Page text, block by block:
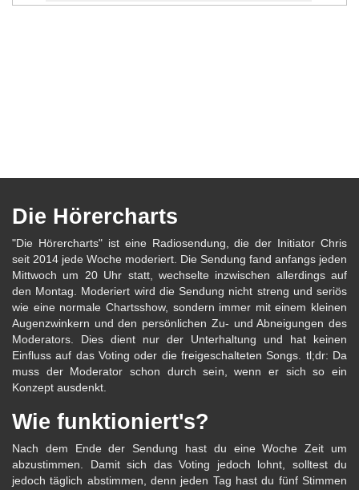
Die Hörercharts
"Die Hörercharts" ist eine Radiosendung, die der Initiator Chris
seit 2014 jede Woche moderiert. Die Sendung fand anfangs jeden
Mittwoch um 20 Uhr statt, wechselte inzwischen allerdings auf
den Montag. Moderiert wird die Sendung nicht streng und seriös
wie eine normale Chartsshow, sondern immer mit einem kleinen
Augenzwinkern und den persönlichen Zu- und Abneigungen des
Moderators. Dies dient nur der Unterhaltung und hat keinen
Einfluss auf das Voting oder die freigeschalteten Songs. tl;dr: Da
muss der Moderator schon durch sein, wenn er sich so ein
Konzept ausdenkt.
Wie funktioniert's?
Nach dem Ende der Sendung hast du eine Woche Zeit um
abzustimmen. Damit sich das Voting jedoch lohnt, solltest du
jedoch täglich abstimmen, denn jeden Tag hast du fünf Stimmen